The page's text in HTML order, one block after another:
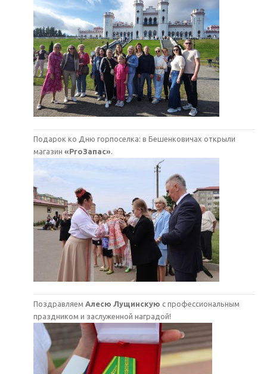
Подарок ко Дню горпоселка: в Бешенковичах открыли
магазин «ProЗапас».
Поздравляем Алесю Лущинскую с профессиональным
праздником и заслуженной наградой!